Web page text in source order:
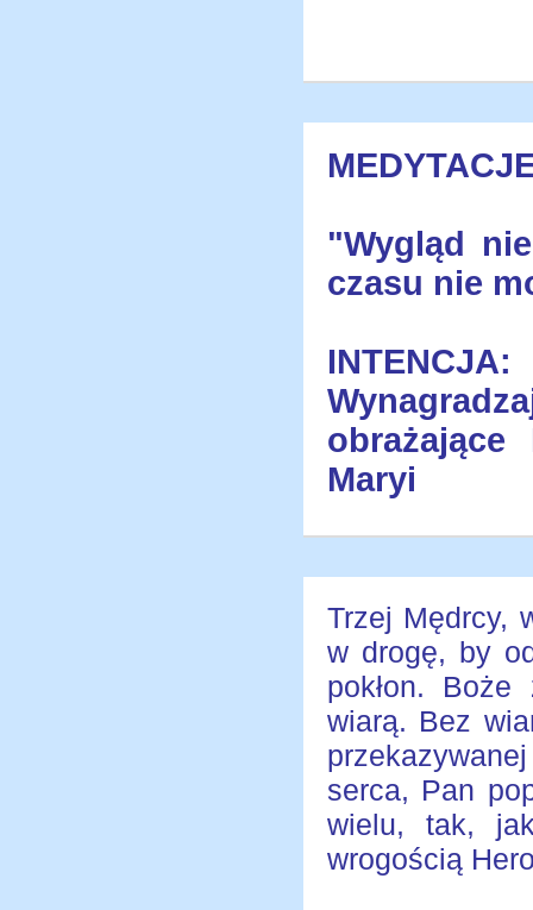
"Wygląd
czasu nie
INTENCJA:
Maryi
Trzej Mędrcy,
w drogę, by
pokłon.
wiarą. Bez
serca, Pan
wielu, tak,
wrogością